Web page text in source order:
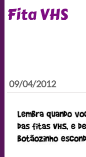
Fita VHS
09/04/2012